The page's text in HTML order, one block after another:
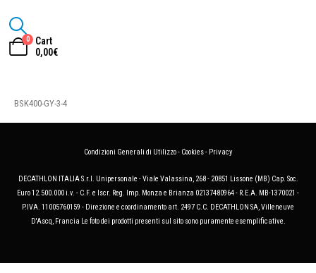
0
Cart
0,00€
BSK400-GY-3-4
Condizioni Generali di Utilizzo- Cookies- Privacy
DECATHLON ITALIA S.r.l. Unipersonale - Viale Valassina, 268 - 20851 Lissone (MB) Cap. Soc.
Euro 12.500.000 i.v. - C.F. e Iscr. Reg. Imp. Monza e Brianza 02137480964 - R.E.A. MB-1370021 -
P.IVA. 11005760159 - Direzione e coordinamento art. 2497 C.C. DECATHLON SA, Villeneuve
D'Ascq, Francia Le foto dei prodotti presenti sul sito sono puramente esemplificative.